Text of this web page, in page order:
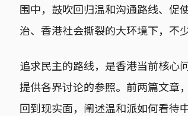
围中，鼓吹回归温和沟通路线、促
治、香港社会撕裂的大环境下，不
追求民主的路线，是香港当前核心
提供各界讨论的参照。前两篇文
回到现实面，阐述温和派如何看待